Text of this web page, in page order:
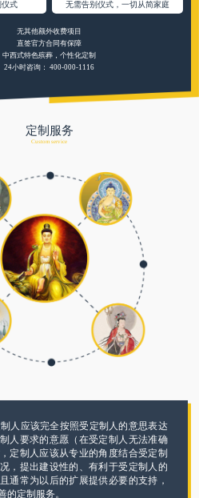
仪式 无需告别仪式，一切从简家庭
无其他额外收费项目
直签官方合同有保障
中西式特色殡葬，个性化定制
24小时咨询： 400-000-1116
定制服务
Custom service
人应该完全按照受定制人的意思表达
人要求的意愿（在受定制人无法准确
定制人应该从专业的角度结合受定制
，提出建设性的、有利于受定制人的
通常为以后的扩展提供必要的支持，
的定制服务。